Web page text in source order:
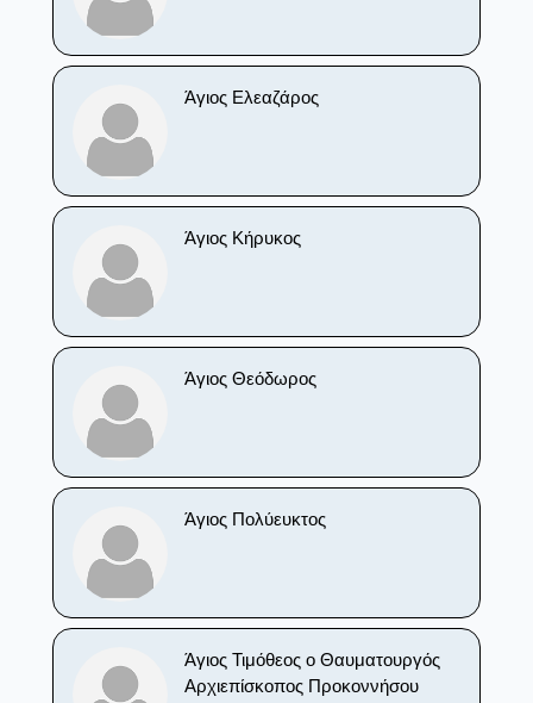
Άγιος Ελεαζάρος
Άγιος Κήρυκος
Άγιος Θεόδωρος
Άγιος Πολύευκτος
Άγιος Τιμόθεος ο Θαυματουργός
Αρχιεπίσκοπος Προκοννήσου